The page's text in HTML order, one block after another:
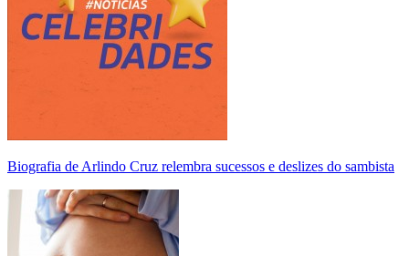
Biografia de Arlindo Cruz relembra sucessos e deslizes do sambista